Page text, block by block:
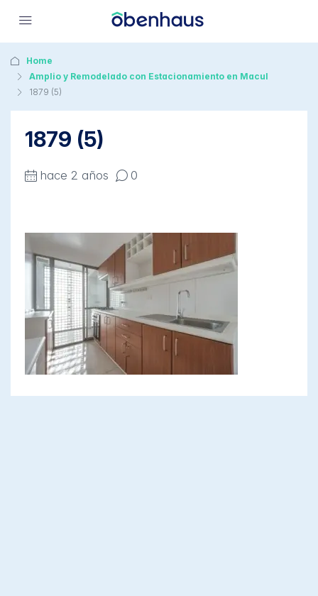
Home
Amplio y Remodelado con Estacionamiento en Macul
1879 (5)
1879 (5)
hace 2 años 0